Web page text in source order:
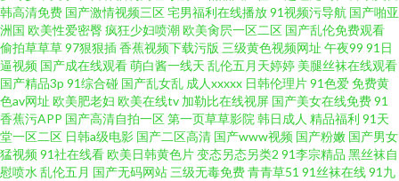
久草久草热资源 WWW大香蕉 91海角社区午夜 伦理在线 91九色熟女p 久艹
久爱9
韩高清免费 国产激情视频三区宅男福利在线播放91视频污导航 国产啪亚
洲国 欧美性爱密臀疯狂少妇喷潮欧美肏屄一区二区 国产乱伦免费观看
偷拍草草草97狠狠插香蕉视频下载污版 三级黄色视频网址 午夜99 91日
逼视频 国产成在线观看萌白酱一线天 乱伦五月天婷婷 美腿丝袜在线观看
国产精品3p 91综合碰 国产乱女乱 成人xxxxx 日韩伦理片91色爱免费黄
色av网址 欧美肥老妇 欧美在线tv 加勒比在线视屏 国产美女在线免费91
香蕉污APP 国产高清自拍一区第一页草草影院 韩日成人 精品福利 91天
堂一区二区 日韩a级电影 国产二区高清 国产www视频 国产粉嫩 国产男女
猛视频91社在线看欧美日韩黄色片变态另态另类2 91李宗精品 黑丝袜自
慰喷水 乱伦五月 国产无码网站 三级无毒免费青青草51 91丝袜在线91九